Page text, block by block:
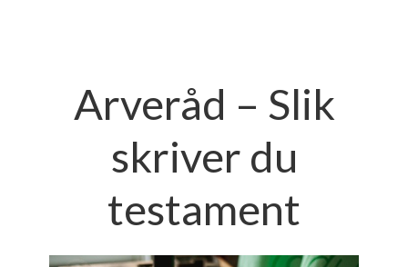
Arveråd – Slik
skriver du
testament